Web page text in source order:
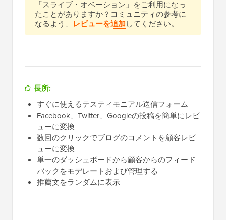
「スライブ・オベーション」をご利用になっ
たことがありますか？コミュニティの参考に
なるよう、 レビューを追加してください。
長所:
すぐに使えるテスティモニアル送信フォーム
Facebook、Twitter、Googleの投稿を簡単にレビ
ューに変換
数回のクリックでブログのコメントを顧客レビ
ューに変換
単一のダッシュボードから顧客からのフィード
バックをモデレートおよび管理する
推薦文をランダムに表示